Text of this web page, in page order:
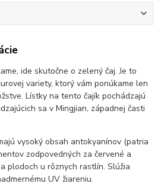
ide skutočne o zelený čaj. Je to
variety, ktorý vám ponúkame len
Lístky na tento čajík pochádzajú
sa v Mingjian, západnej časti
vysoký obsah antokyanínov (patria
zodpovedných za červené a
plodoch u rôznych rastlín. Slúžia
UV žiareniu.